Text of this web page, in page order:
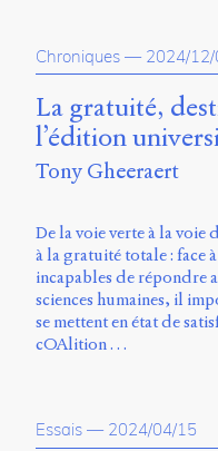
B1-
12723
150
Pl.
Charles-
Le
Moyne
(QC)
J4K
0B7
Canada
ISSN
Sens
Chroniques — 2024/12/
La gratuité,
l’édition
Tony Gheeraert
De la voie verte à la
à la gratuité totale : face
incapables de répondre
sciences humaines, il
se mettent en état de
cOAlition …
Essais — 2024/04/15